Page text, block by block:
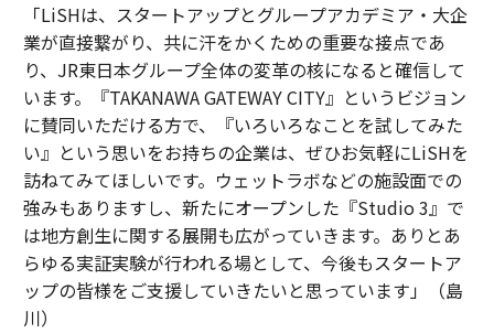
「LiSHは、スタートアップとグループアカデミア・大企
業が直接繋がり、共に汗をかくための重要な接点であ
り、JR東日本グループ全体の変革の核になると確信して
います。『TAKANAWA GATEWAY CITY』というビジョン
に賛同いただける方で、『いろいろなことを試してみた
い』という思いをお持ちの企業は、ぜひお気軽にLiSHを
訪ねてみてほしいです。ウェットラボなどの施設面での
強みもありますし、新たにオープンした『Studio 3』で
は地方創生に関する展開も広がっていきます。ありとあ
らゆる実証実験が行われる場として、今後もスタートア
ップの皆様をご支援していきたいと思っています」（島
川）